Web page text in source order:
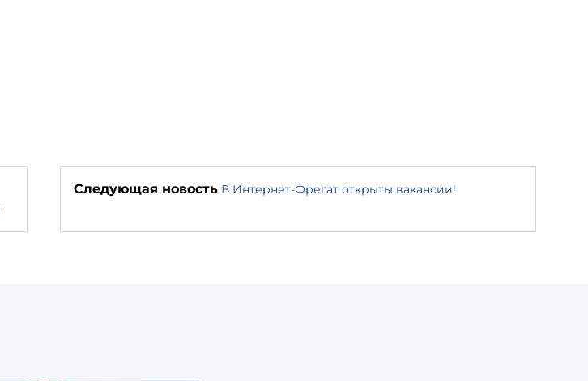
Следующая новость В Интернет-Фрегат открыты вакансии!